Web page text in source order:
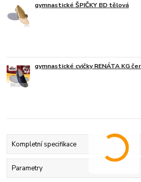
gymnastické ŠPIČKY BD tělová
gymnastické cvičky RENÁTA KG
Kompletní specifikace
Parametry